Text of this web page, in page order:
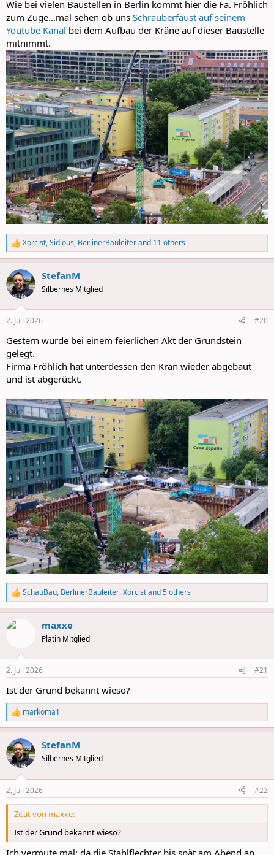
Wie bei vielen Baustellen in Berlin kommt hier die Fa. Fröhlich
zum Zuge...mal sehen ob uns Schrauberfaust auf seinem
Youtube Kanal bei dem Aufbau der Kräne auf dieser Baustelle
mitnimmt.
R
e
a
c
t
i
s
Xorcist,Sidious, BerlinerBauleiterand 11 others
StefanM
Silbernes Mitglied
2. Juli 2026 #20
Gestern wurde bei einem feierlichen Akt der Grundstein
gelegt.
Firma Fröhlich hat unterdessen den Kran wieder abgebaut
und ist abgerückt.
R
e
a
c
s
SchauBau, BerlinerBauleiter,Xorcistand 5 others
maxxe
Platin Mitglied
2. Juli 2026 #21
Ist der Grund bekannt wieso?
R
e
a
c
t
i
s
:
markoma1
StefanM
Silbernes Mitglied
2. Juli 2026 #22
Zitat von maxxe:
Ist der Grund bekannt wieso?
Ich vermute mal: da die Stahlflechter bis spät am Abend an